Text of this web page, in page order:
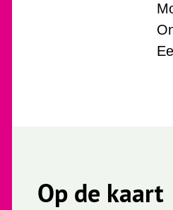
Op de kaart